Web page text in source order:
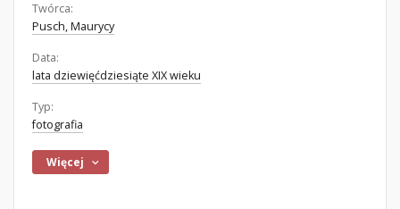
Twórca:
Pusch, Maurycy
Data:
lata dziewięćdziesiąte XIX wieku
Typ:
fotografia
Więcej